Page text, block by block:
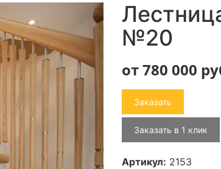
№20
от 780 000
Заказать
Заказать в 1 клик
Артикул: 2153